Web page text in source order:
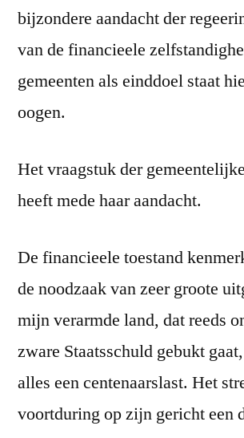
bijzondere aandacht der
van de financieele
gemeenten als einddoel staat
oogen.
Het vraagstuk der
heeft mede haar aandacht.
De financieele toestand
de noodzaak van zeer groote
mijn verarmde land, dat reeds
zware Staatsschuld gebukt
alles een centenaarslast. Het
voortduring op zijn gericht een